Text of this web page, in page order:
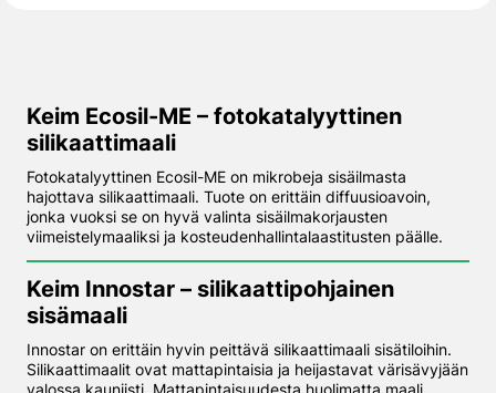
Keim Ecosil-ME – fotokatalyyttinen
silikaattimaali
Fotokatalyyttinen Ecosil-ME on mikrobeja sisäilmasta
hajottava silikaattimaali. Tuote on erittäin diffuusioavoin,
jonka vuoksi se on hyvä valinta sisäilmakorjausten
viimeistelymaaliksi ja kosteudenhallintalaastitusten päälle.
Keim Innostar – silikaattipohjainen
sisämaali
Innostar on erittäin hyvin peittävä silikaattimaali sisätiloihin.
Silikaattimaalit ovat mattapintaisia ja heijastavat värisävyjään
valossa kauniisti. Mattapintaisuudesta huolimatta maali